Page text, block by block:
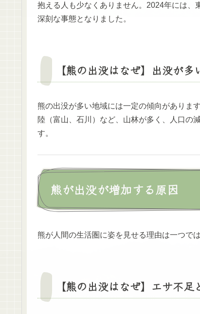
抱える人も少なくありません。2024年には、
深刻な事態となりました。
【熊の出没はなぜ】出没が
熊の出没が多い地域には一定の傾向がありま
陸（富山、石川）など、山林が多く、人口の
す。
熊が出没が増加する原因
熊が人間の生活圏に姿を見せる理由は一つで
【熊の出没はなぜ】エサ不足